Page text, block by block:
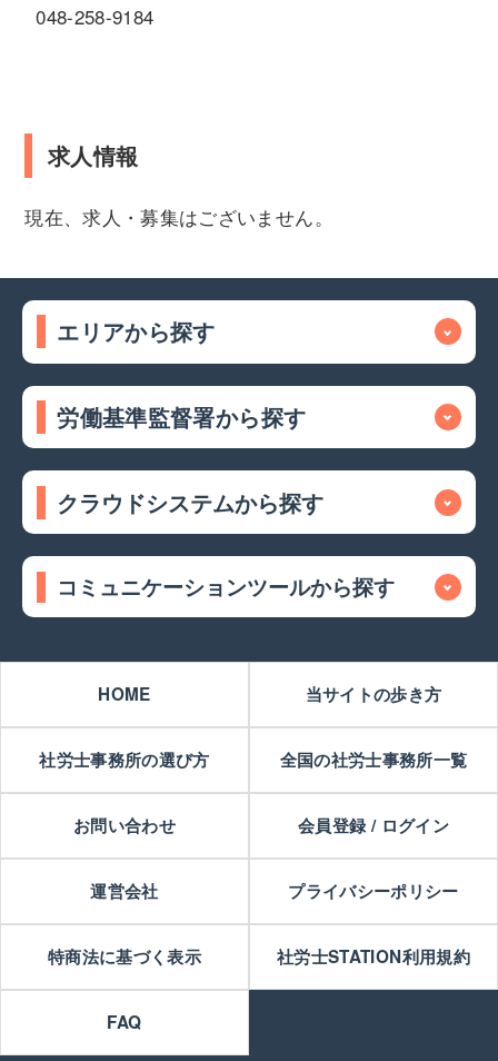
048-258-9184
求人情報
現在、求人・募集はございません。
エリアから探す
労働基準監督署から探す
クラウドシステムから探す
コミュニケーションツールから探す
HOME 当サイトの歩き方
社労士事務所の選び方 全国の社労士事務所一覧
お問い合わせ 会員登録 / ログイン
運営会社 プライバシーポリシー
特商法に基づく表示 社労士STATION利用規約
FAQ